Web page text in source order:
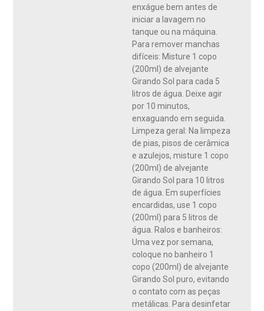
enxágue bem antes de
iniciar a lavagem no
tanque ou na máquina.
Para remover manchas
difíceis: Misture 1 copo
(200ml) de alvejante
Girando Sol para cada 5
litros de água. Deixe agir
por 10 minutos,
enxaguando em seguida.
Limpeza geral: Na limpeza
de pias, pisos de cerâmica
e azulejos, misture 1 copo
(200ml) de alvejante
Girando Sol para 10 litros
de água. Em superfícies
encardidas, use 1 copo
(200ml) para 5 litros de
água. Ralos e banheiros:
Uma vez por semana,
coloque no banheiro 1
copo (200ml) de alvejante
Girando Sol puro, evitando
o contato com as peças
metálicas. Para desinfetar